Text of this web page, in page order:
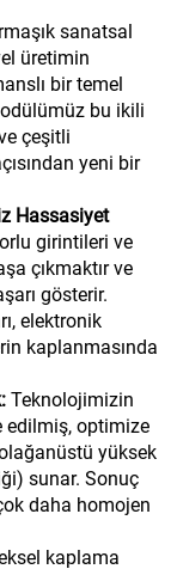
sanatsal
üretimin
bir temel
bu ikili
çeşitli
yeni bir
Hassasiyet
girintileri ve
çıkmaktır ve
gösterir.
elektronik
kaplanmasında
Teknolojimizin
edilmiş, optimize
yüksek
sunar. Sonuç
daha homojen
kaplama